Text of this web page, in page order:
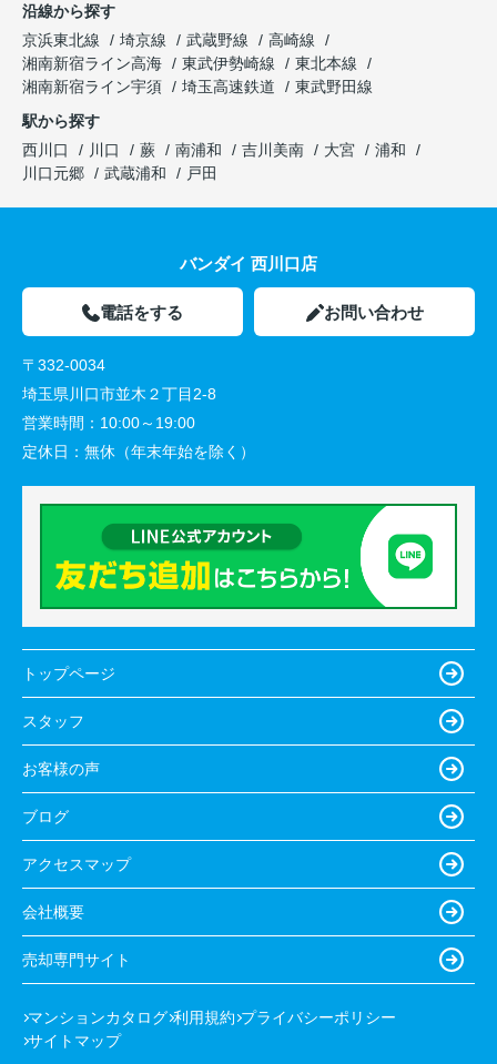
沿線から探す
京浜東北線
埼京線 武蔵野線
高崎線
湘南新宿ライン高海
東武伊勢崎線
東北本線
湘南新宿ライン宇須
埼玉高速鉄道
東武野田線
駅から探す
西川口
川口 蕨 南浦和 吉川美南 大宮
浦和
川口元郷
武蔵浦和 戸田
バンダイ 西川口店
電話をする お問い合わせ
〒332-0034
埼玉県川口市並木２丁目2-8
営業時間： 10:00～19:00
定休日： 無休（年末年始を除く）
トップページ
スタッフ
お客様の声
ブログ
アクセスマップ
会社概要
売却専門サイト
マンションカタログ 利用規約 プライバシーポリシー
サイトマップ